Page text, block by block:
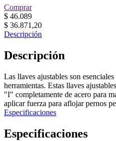
Comprar
$ 46.089
$ 36.871,20
Descripción
Descripción
Las llaves ajustables son
herramientas. Estas llaves
"I" completamente de acero para
aplicar fuerza para aflojar pernos
Especificaciones
Especificaciones